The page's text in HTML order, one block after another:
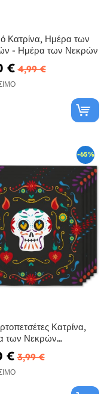
Κατρίνα, Ημέρα των
- Ημέρα των Νεκρών
€ 4,99 €
-65%
Κατρίνα,
των Νεκρών
- Ημέρα των
€ 3,99 €